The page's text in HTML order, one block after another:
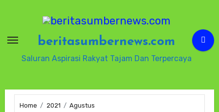
beritasumbernews.com
Saluran Aspirasi Rakyat Tajam Dan Terpercaya
Home 2021
Agustus